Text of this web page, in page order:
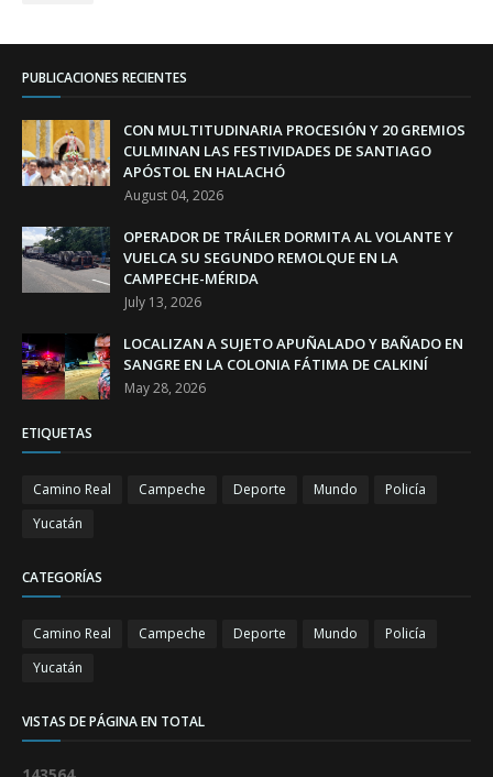
PUBLICACIONES RECIENTES
CON MULTITUDINARIA PROCESIÓN Y 20 GREMIOS
CULMINAN LAS FESTIVIDADES DE SANTIAGO
APÓSTOL EN HALACHÓ
August 04, 2026
OPERADOR DE TRÁILER DORMITA AL VOLANTE Y
VUELCA SU SEGUNDO REMOLQUE EN LA
CAMPECHE-MÉRIDA
July 13, 2026
LOCALIZAN A SUJETO APUÑALADO Y BAÑADO EN
SANGRE EN LA COLONIA FÁTIMA DE CALKINÍ
May 28, 2026
ETIQUETAS
Camino Real Campeche Deporte Mundo
Policía
Yucatán
CATEGORÍAS
Camino Real Campeche Deporte Mundo
Policía
Yucatán
VISTAS DE PÁGINA EN TOTAL